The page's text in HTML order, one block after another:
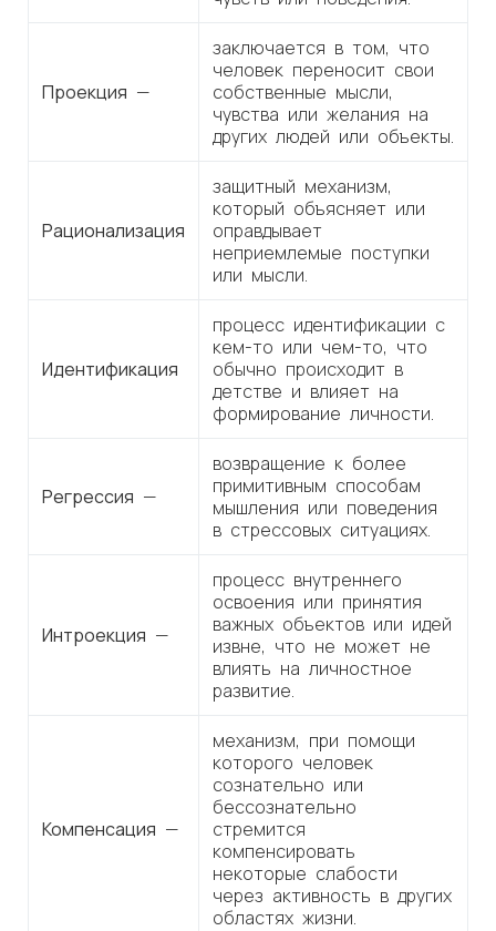
Проекция —
заключается в том, что
человек переносит свои
собственные мысли,
чувства или желания на
других людей или объекты.
Рационализация
защитный механизм,
который объясняет или
оправдывает
неприемлемые поступки
или мысли.
Идентификация
процесс идентификации с
кем-то или чем-то, что
обычно происходит в
детстве и влияет на
формирование личности.
Регрессия —
возвращение к более
примитивным способам
мышления или поведения
в стрессовых ситуациях.
Интроекция —
процесс внутреннего
освоения или принятия
важных объектов или идей
извне, что не может не
влиять на личностное
развитие.
Компенсация —
механизм, при помощи
которого человек
сознательно или
бессознательно
стремится
компенсировать
некоторые слабости
через активность в других
областях жизни.